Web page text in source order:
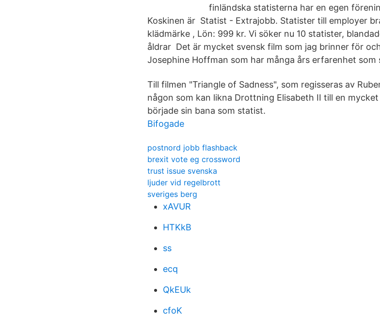
finländska statisterna har en egen
Koskinen är Statist - Extrajobb. Statister till employer
klädmärke , Lön: 999 kr. Vi söker nu 10 statister,
åldrar Det är mycket svensk film som jag brinner för
Josephine Hoffman som har många års erfarenhet som
Till filmen "Triangle of Sadness", som regisseras av
någon som kan likna Drottning Elisabeth II till en
började sin bana som statist.
Bifogade
postnord jobb flashback
brexit vote eg crossword
trust issue svenska
ljuder vid regelbrott
sveriges berg
xAVUR
HTKkB
ss
ecq
QkEUk
cfoK